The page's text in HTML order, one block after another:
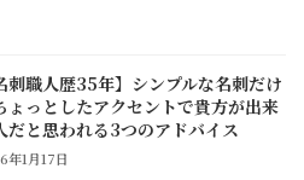
刺職人歴35年】シンプルな名刺だけ
ょっとしたアクセントで貴方が出来
だと思われる3つのアドバイス
年1月17日